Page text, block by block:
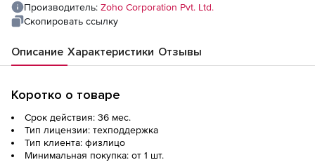
Производитель: Zoho Corporation Pvt. Ltd.
Скопировать ссылку
Описание Характеристики Отзывы
Коротко о товаре
Срок действия: 36 мес.
Тип лицензии: техподдержка
Тип клиента: физлицо
Минимальная покупка: от 1 шт.